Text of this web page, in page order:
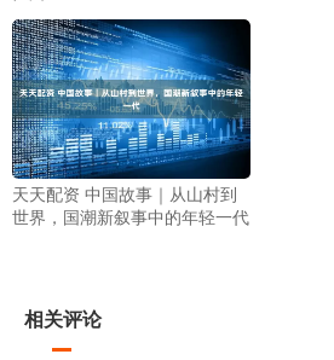
天天配资 中国故事｜从山村到
世界，国潮新叙事中的年轻一代
相关评论